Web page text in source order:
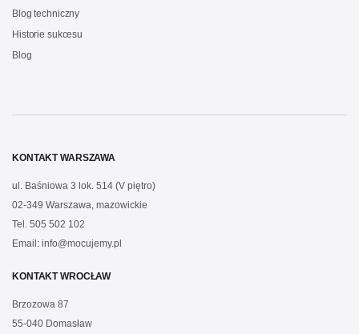
Blog techniczny
Historie sukcesu
Blog
KONTAKT WARSZAWA
ul. Baśniowa 3 lok. 514 (V piętro)
02-349 Warszawa, mazowickie
Tel. 505 502 102
Email: info@mocujemy.pl
KONTAKT WROCŁAW
Brzozowa 87
55-040 Domasław